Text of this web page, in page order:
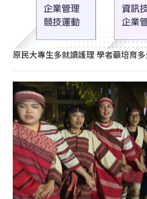
原民大專生多就讀護理 學者籲培育